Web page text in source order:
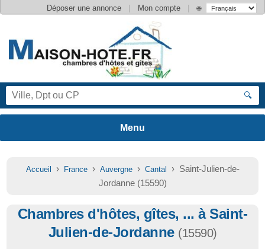
Déposer une annonce | Mon compte | 🌐
🔍
Accueil › France› Auvergne› Cantal
› Saint-Julien-de-
Jordanne (15590)
Chambres d'hôtes, gîtes, ... à Saint-
Julien-de-Jordanne (15590)